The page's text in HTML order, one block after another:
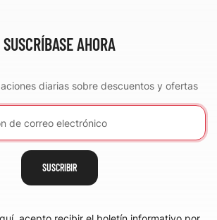
SUSCRÍBASE AHORA
diarias sobre descuentos y ofertas
SUSCRIBIR